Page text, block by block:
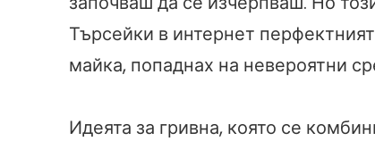
Търсейки в интернет
майка, попаднах на невероятни
Идеята за гривна, която се